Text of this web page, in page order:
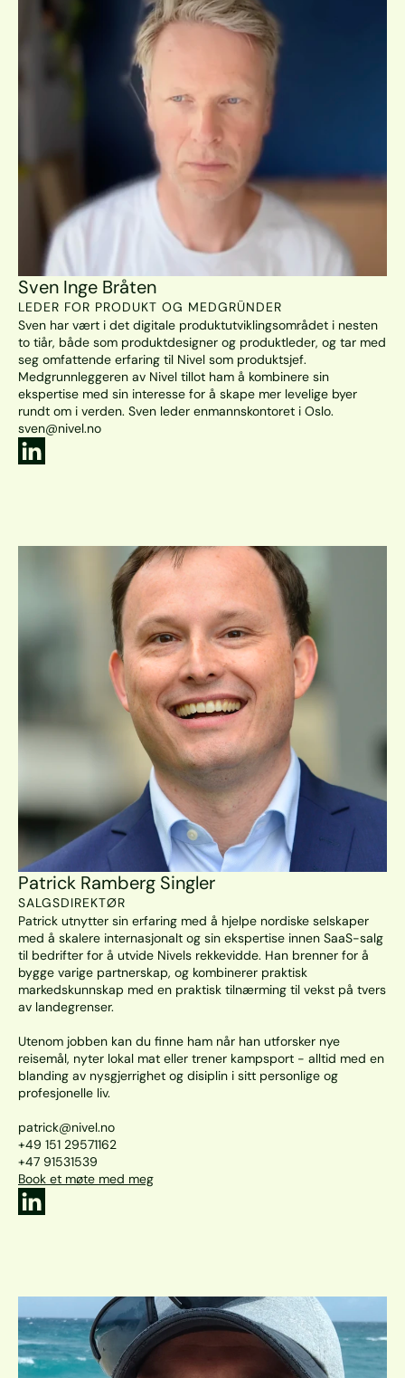
Sven Inge Bråten
LEDER FOR PRODUKT OG MEDGRÜNDER
Sven har vært i det digitale produktutviklingsområdet i nesten
to tiår, både som produktdesigner og produktleder, og tar med
seg omfattende erfaring til Nivel som produktsjef.
Medgrunnleggeren av Nivel tillot ham å kombinere sin
ekspertise med sin interesse for å skape mer levelige byer
rundt om i verden. Sven leder enmannskontoret i Oslo.
sven@nivel.no
Patrick Ramberg Singler
SALGSDIREKTØR
Patrick utnytter sin erfaring med å hjelpe nordiske selskaper
med å skalere internasjonalt og sin ekspertise innen SaaS-salg
til bedrifter for å utvide Nivels rekkevidde. Han brenner for å
bygge varige partnerskap, og kombinerer praktisk
markedskunnskap med en praktisk tilnærming til vekst på tvers
av landegrenser.
Utenom jobben kan du finne ham når han utforsker nye
reisemål, nyter lokal mat eller trener kampsport - alltid med en
blanding av nysgjerrighet og disiplin i sitt personlige og
profesjonelle liv.
patrick@nivel.no
+49 151 29571162
+47 91531539
Book et møte med meg